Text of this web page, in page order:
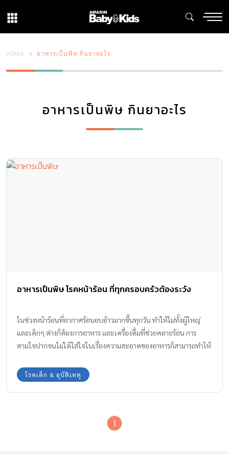
HOME อาหารเป็นพิษ กินยาอะไร
อาหารเป็นพิษ กินยาอะไร
อาหารเป็นพิษ โรคหน้าร้อน ที่ทุกครอบครัวต้องระวัง
ในช่วงหน้าร้อนที่อากาศร้อนอบอ้าวมากขึ้นทุกวัน ทำให้ไม่ทั้งผู้ใหญ่
และเด็กๆ ต่างก็ต้องการอาหาร และเครื่องดื่มที่ช่วยคลายร้อน การ
ตามใจปากจนไม่ได้ใส่ใจในเรื่องความสะอาดของอาหารก็สามารถทำให้
ทีมงาน Amarin Baby & Kids จะพาไปทำความรู้จักกับโรคอาหารเป็น
พิษกันค่ะ
โรคเด็ก & อุบัติเหตุ
1